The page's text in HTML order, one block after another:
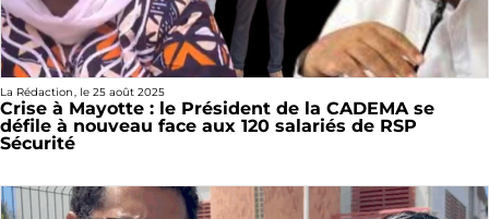
La Rédaction, le 25 août 2025
Crise à Mayotte : le Président de la CADEMA se
défile à nouveau face aux 120 salariés de RSP
Sécurité